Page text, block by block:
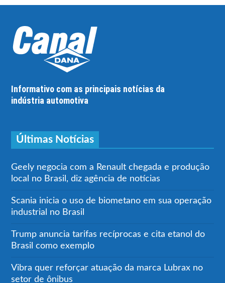
Informativo com as principais notícias da
indústria automotiva
Últimas Notícias
Geely negocia com a Renault chegada e produção
local no Brasil, diz agência de notícias
Scania inicia o uso de biometano em sua operação
industrial no Brasil
Trump anuncia tarifas recíprocas e cita etanol do
Brasil como exemplo
Vibra quer reforçar atuação da marca Lubrax no
setor de ônibus